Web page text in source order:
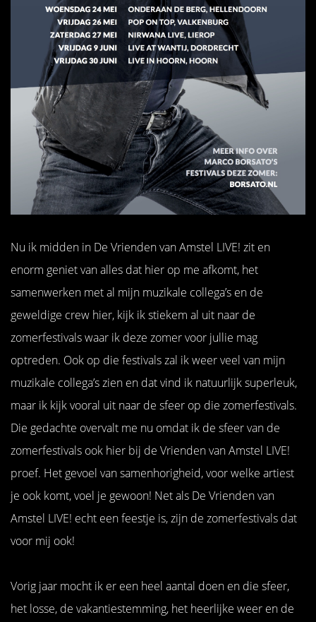
Nu ik midden in De Vrienden van Amstel LIVE! zit en
enorm geniet van alles dat hier op me afkomt, het
samenwerken met al mijn muzikale collega’s en de
geweldige crew hier, kijk ik stiekem al uit naar de
zomerfestivals waar ik deze zomer voor jullie mag
optreden. Ook op die festivals zal ik weer veel van mijn
muzikale collega’s zien en dat vind ik natuurlijk superleuk,
maar ik kijk vooral uit naar de sfeer op die zomerfestivals.
Die gedachte overvalt me nu omdat ik de sfeer van de
zomerfestivals ook hier bij de Vrienden van Amstel LIVE!
proef. Het gevoel van samenhorigheid, voor welke artiest
je ook komt, voel je gewoon! Net als De Vrienden van
Amstel LIVE! echt een feestje is, zijn de zomerfestivals dat
voor mij ook!
Vorig jaar mocht ik er een heel aantal doen en die sfeer,
het losse, de vakantiestemming, het heerlijke weer en de